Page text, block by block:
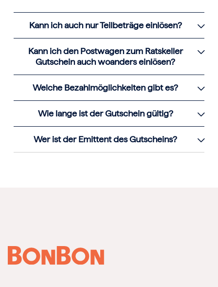
Kann ich auch nur Teilbeträge einlösen?
Kann ich den Postwagen zum Ratskeller
Gutschein auch woanders einlösen?
Welche Bezahlmöglichkeiten gibt es?
Wie lange ist der Gutschein gültig?
Wer ist der Emittent des Gutscheins?